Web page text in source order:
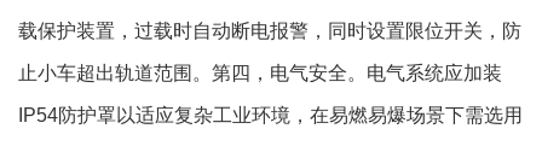
载保护装置，过载时自动断电报警，同时设置限位开关，防
止小车超出轨道范围。第四，电气安全。电气系统应加装
IP54防护罩以适应复杂工业环境，在易燃易爆场景下需选用